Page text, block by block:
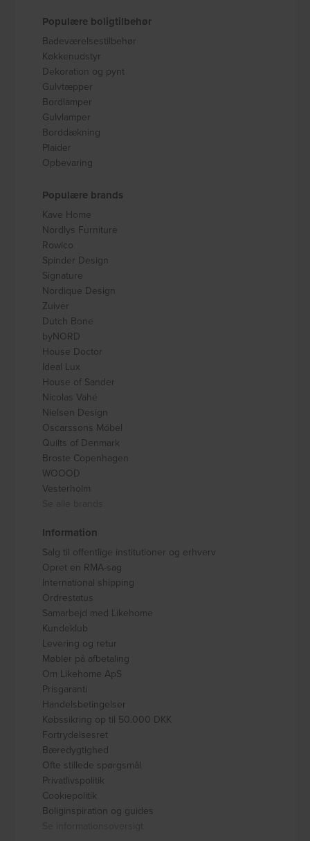
Populære boligtilbehør
Badeværelsestilbehør
Køkkenudstyr
Dekoration og pynt
Gulvtæpper
Bordlamper
Gulvlamper
Borddækning
Plaider
Opbevaring
Populære brands
Kave Home
Nordlys Furniture
Rowico
Spinder Design
Signature
Nordique Design
Zuiver
Dutch Bone
byNORD
House Doctor
Ideal Lux
House of Sander
Nicolas Vahé
Nielsen Design
Oscarssons Móbel
Quilts of Denmark
Broste Copenhagen
WOOOD
Vesterholm
Information
Salg til offentlige institutioner og erhverv
Opret en RMA-sag
International shipping
Ordrestatus
Samarbejd med Likehome
Kundeklub
Levering og retur
Møbler på afbetaling
Om Likehome ApS
Prisgaranti
Handelsbetingelser
Købssikring op til 50.000 DKK
Fortrydelsesret
Bæredygtighed
Ofte stillede spørgsmål
Privatlivspolitik
Cookiepolitik
Boliginspiration og guides